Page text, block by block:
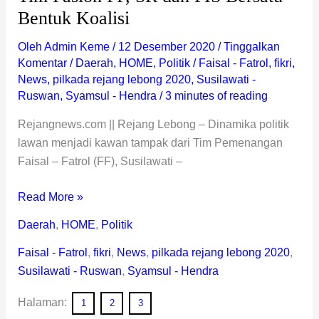
Bentuk Koalisi
Oleh Admin Keme / 12 Desember 2020 /Tinggalkan
Komentar / Daerah, HOME, Politik/ Faisal - Fatrol , fikri,
News, pilkada rejang lebong 2020, Susilawati -
Ruswan, Syamsul - Hendra /3 minutes of reading
Rejangnews.com || Rejang Lebong – Dinamika politik
lawan menjadi kawan tampak dari Tim Pemenangan
Faisal – Fatrol (FF), Susilawati –
Read More »
Daerah, HOME, Politik
Faisal - Fatrol , fikri, News, pilkada rejang lebong 2020,
Susilawati - Ruswan, Syamsul - Hendra
Halaman: 1 2 3